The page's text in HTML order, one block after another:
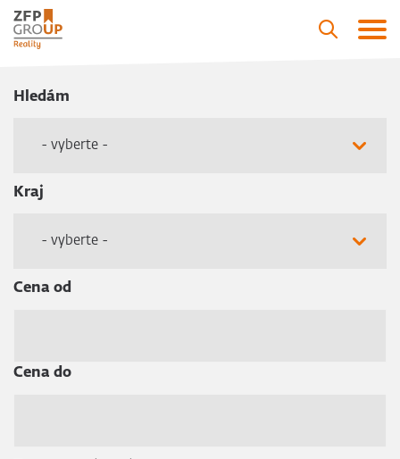
Hledám
- vyberte -
Kraj
- vyberte -
Cena od
Cena do